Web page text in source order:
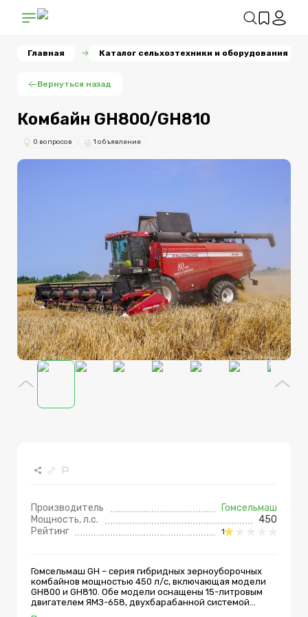
Главная Каталог сельхозтехники и оборудования
Вернуться назад
Комбайн GH800/GH810
0 вопросов 1 объявление
Производитель
Гомсельмаш
Мощность, л.с.
450
Рейтинг
1
Гомсельмаш GH – серия гибридных зерноуборочных
комбайнов мощностью 450 л/с, включающая модели
GH800 и GH810. Обе модели оснащены 15-литровым
двигателем ЯМЗ-658, двухбарабанной системой